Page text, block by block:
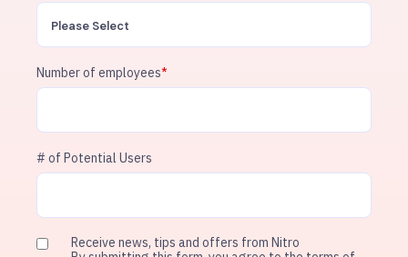
Number of employees*
# of Potential Users
Receive news, tips and offers from Nitro